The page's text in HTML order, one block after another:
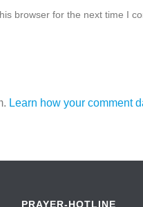
browser for the next time I
Learn how your comment
PRAYER-HOTLINE